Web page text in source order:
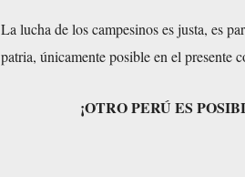
La lucha de los campesinos es justa, es
patria, únicamente posible en el presente
¡OTRO PERÚ ES